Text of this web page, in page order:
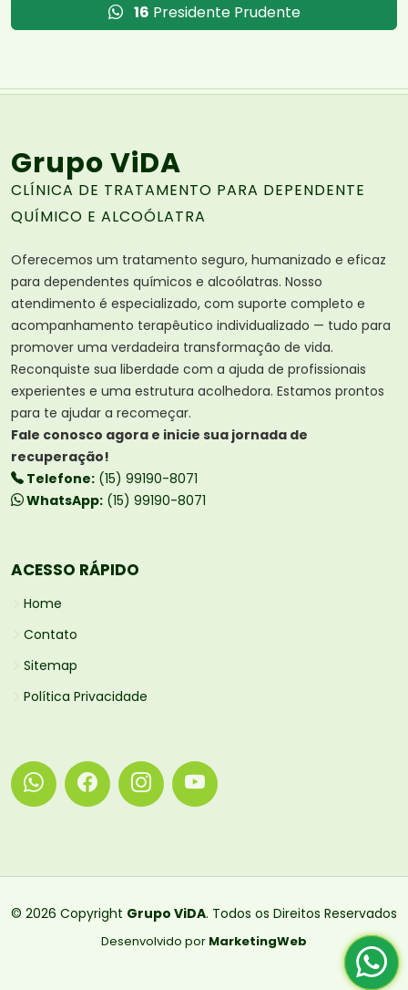
16 Presidente Prudente
Grupo ViDA
CLÍNICA DE TRATAMENTO PARA DEPENDENTE
QUÍMICO E ALCOÓLATRA
Oferecemos um tratamento seguro, humanizado e eficaz
para dependentes químicos e alcoólatras. Nosso
atendimento é especializado, com suporte completo e
acompanhamento terapêutico individualizado — tudo para
promover uma verdadeira transformação de vida.
Reconquiste sua liberdade com a ajuda de profissionais
experientes e uma estrutura acolhedora. Estamos prontos
para te ajudar a recomeçar.
Fale conosco agora e inicie sua jornada de
recuperação!
Telefone: (15) 99190-8071
WhatsApp: (15) 99190-8071
ACESSO RÁPIDO
Home
Contato
Sitemap
Política Privacidade
© 2026 Copyright Grupo ViDA. Todos os Direitos Reservados
Desenvolvido por MarketingWeb